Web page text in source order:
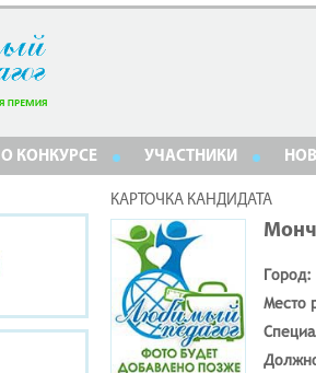
О КОНКУРСЕ УЧАСТНИКИ
КАРТОЧКА КАНДИДАТА
Город:
Место